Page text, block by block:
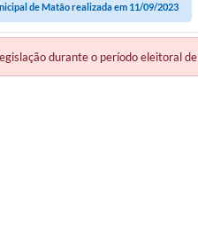
de Matão realizada em 11/09/2023
durante o período eleitoral de